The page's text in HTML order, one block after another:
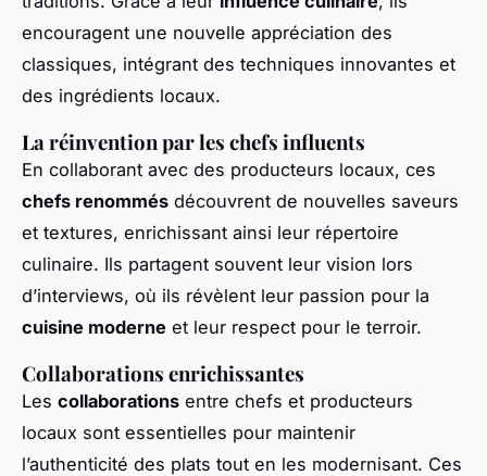
encouragent une nouvelle appréciation des
classiques, intégrant des techniques innovantes et
des ingrédients locaux.
La réinvention par les chefs influents
En collaborant avec des producteurs locaux, ces
chefs renommés découvrent de nouvelles saveurs
et textures, enrichissant ainsi leur répertoire
culinaire. Ils partagent souvent leur vision lors
d’interviews, où ils révèlent leur passion pour la
cuisine moderne et leur respect pour le terroir.
Collaborations enrichissantes
Les collaborations entre chefs et producteurs
locaux sont essentielles pour maintenir
l’authenticité des plats tout en les modernisant. Ces